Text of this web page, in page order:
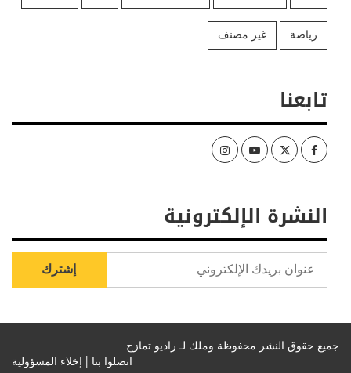
رياضة غير مصنف
تابعنا
Facebook
Twitter
Youtube
Instagram
النشرة الإلكترونية
جميع حقوق النشر محفوظة وملك لـ راديو تمازج
اتصلوا بنا |
إخلاء المسؤولية